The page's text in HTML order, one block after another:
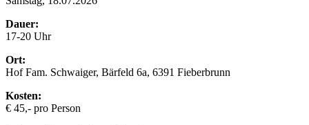
Dauer:
17-20 Uhr
Ort:
Hof Fam. Schwaiger, Bärfeld 6a, 6391 Fieberbrunn
Kosten:
€ 45,- pro Person